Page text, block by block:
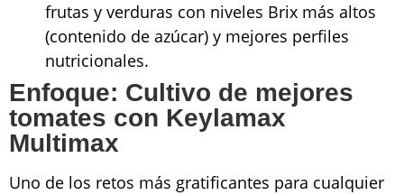
frutas y verduras con niveles Brix más altos
(contenido de azúcar) y mejores perfiles
nutricionales.
Enfoque: Cultivo de mejores
tomates con Keylamax
Multimax
Uno de los retos más gratificantes para cualquier